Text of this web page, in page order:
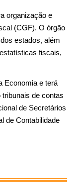
organização e
(CGF). O órgão
estados, além
fiscais,
Economia e terá
de contas
de Secretários
de Contabilidade